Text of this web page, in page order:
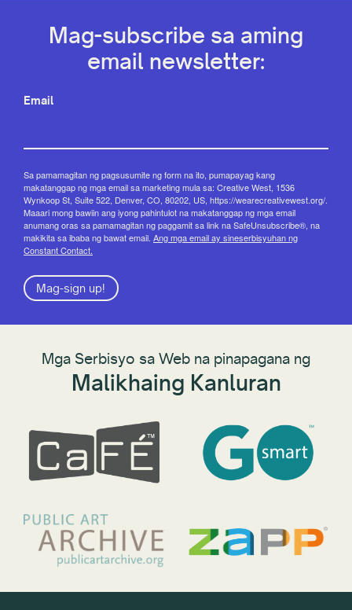
Mag-subscribe sa aming
email newsletter:
Email
Sa pamamagitan ng pagsusumite ng form na ito, pumapayag kang
makatanggap ng mga email sa marketing mula sa: Creative West, 1536
Wynkoop St, Suite 522, Denver, CO, 80202, US, https://wearecreativewest.org/.
Maaari mong bawiin ang iyong pahintulot na makatanggap ng mga email
anumang oras sa pamamagitan ng paggamit sa link na SafeUnsubscribe®, na
makikita sa ibaba ng bawat email. Ang mga email ay sineserbisyuhan ng
Constant Contact.
Mag-sign up!
Mga Serbisyo sa Web na pinapagana ng
Malikhaing Kanluran